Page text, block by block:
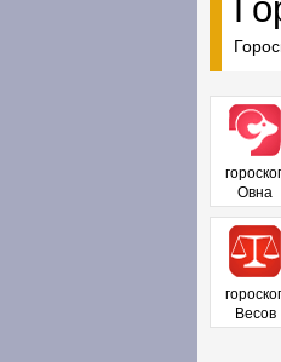
Овна
Весов